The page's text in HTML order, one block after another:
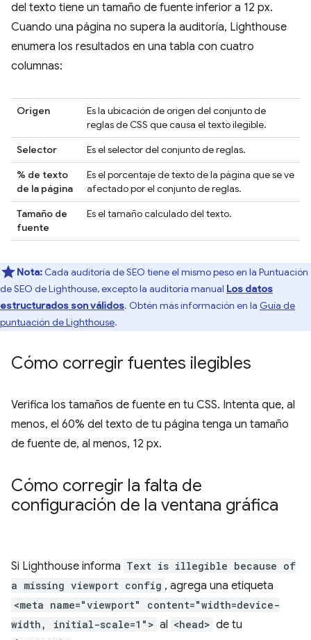
del texto tiene un tamaño de fuente inferior a 12 px.
Cuando una página no supera la auditoría, Lighthouse
enumera los resultados en una tabla con cuatro
columnas:
Origen
Es la ubicación de origen del conjunto de
reglas de CSS que causa el texto ilegible.
Selector
Es el selector del conjunto de reglas.
% de texto
de la página
Es el porcentaje de texto de la página que se ve
afectado por el conjunto de reglas.
Tamaño de
fuente
Es el tamaño calculado del texto.
Nota: Cada auditoría de SEO tiene el mismo peso en la Puntuación
de SEO de Lighthouse, excepto la auditoría manual Los datos
estructurados son válidos. Obtén más información en la Guía de
puntuación de Lighthouse.
Cómo corregir fuentes ilegibles
Verifica los tamaños de fuente en tu CSS. Intenta que, al
menos, el 60% del texto de tu página tenga un tamaño
de fuente de, al menos, 12 px.
Cómo corregir la falta de
configuración de la ventana gráfica
Si Lighthouse informa Text is illegible because of
a missing viewport config , agrega una etiqueta
<meta name="viewport" content="width=device-
width, initial-scale=1"> al <head> de tu